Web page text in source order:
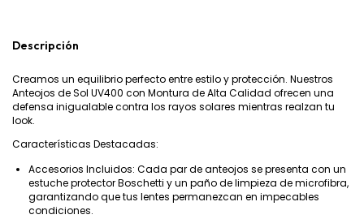
Descripción
Creamos un equilibrio perfecto entre estilo y protección. Nuestros
Anteojos de Sol UV400 con Montura de Alta Calidad ofrecen una
defensa inigualable contra los rayos solares mientras realzan tu
look.
Características Destacadas:
Accesorios Incluidos: Cada par de anteojos se presenta con un
estuche protector Boschetti y un paño de limpieza de microfibra,
garantizando que tus lentes permanezcan en impecables
condiciones.